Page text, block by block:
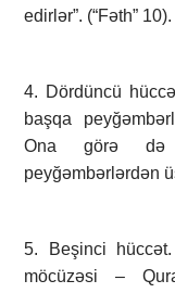
edirlər”. (“Fəth” 10).
4. Dördüncü
başqa
Ona görə də
peyğəmbərlərdən
5. Beşinci
möcüzəsi –